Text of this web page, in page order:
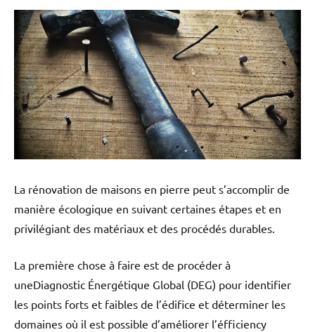
La rénovation de maisons en pierre peut s’accomplir de
manière écologique en suivant certaines étapes et en
privilégiant des matériaux et des procédés durables.
La première chose à faire est de procéder à
uneDiagnostic Énergétique Global (DEG) pour identifier
les points forts et faibles de l’édifice et déterminer les
domaines où il est possible d’améliorer l’éfficiency